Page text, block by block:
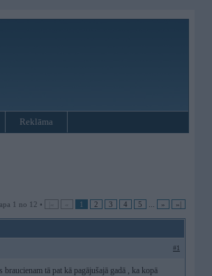
Reklāma
1 no 12 • |« « 1 2 3 4 5 » »|
#1
tā pat kā pagājušajā gadā , ka kopā